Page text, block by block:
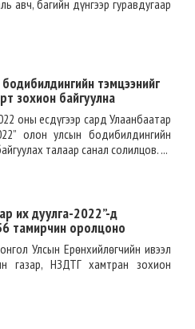
авч, багийн дүнгээр гуравдугаар
тэмцээнийг
зохион байгуулна
оны есдүгээр сард Улаанбаатар
олон улсын бодибилдингийн
талаар санал солилцов. ...
их дуулга-2022”-д
тамирчин оролцоно
Улсын Ерөнхийлөгчийн ивээл
газар, НЗДТГ хамтран зохион